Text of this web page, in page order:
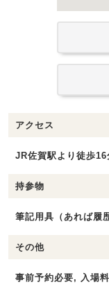
アクセス
JR佐賀駅より徒歩16
持参物
筆記用具（あれば履
その他
事前予約必要, 入場